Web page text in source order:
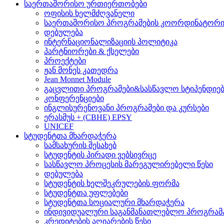
საერთაშორისო ურთიერთობები
ოფისის ხელმძღვანელი
საერთაშორისო პროგრამების კოორდინატორი
დებულება
ინტერნაციონალიზაციის პოლიტიკა
პარტნიორები & ქსელები
პროექტები
ჟან მონეს კათედრა
Jean Monnet Module
გაცვლითი პროგრამები&სასწავლო
კონფერენციები
ინგლისურენოვანი პროგრამები და კურსები
ერასმუს + (CBHE) EPSY
UNICEF
სტუდენტთა მხარდაჭერა
სამსახურის შესახებ
სტუდენტის პირადი ვებსივრცე
სასწავლო პროცესის მარეგულირებელი წესი
დებულება
სტუდენტის ხელშეკრულების ფორმა
სტუდენტთა უფლებები
სტუდენტთა სოციალური მხარდაჭერა
ინდივიდუალური საგანმანათლებლო
კრედიტების აღიარების წესი